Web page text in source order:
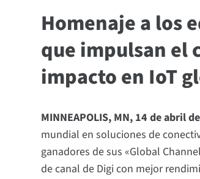
Homenaje a los
que impulsan el
impacto en IoT
MINNEAPOLIS, MN, 14 de abril
mundial en soluciones de
ganadores de sus «Global
de canal de Digi con mejor